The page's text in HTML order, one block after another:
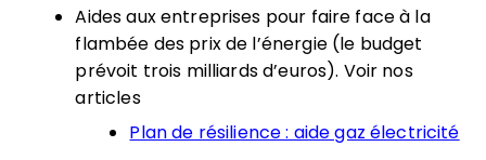
Aides aux entreprises pour faire face à la
flambée des prix de l’énergie (le budget
prévoit trois milliards d’euros). Voir nos
articles
Plan de résilience : aide gaz électricité